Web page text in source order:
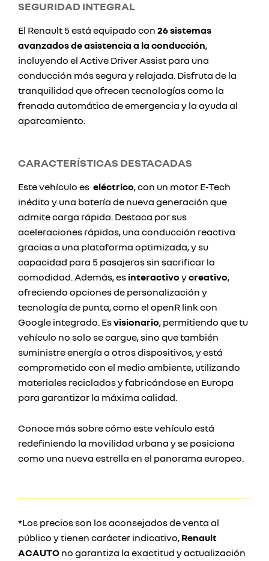
SEGURIDAD INTEGRAL
El Renault 5 está equipado con 26 sistemas
avanzados de asistencia a la conducción,
incluyendo el Active Driver Assist para una
conducción más segura y relajada. Disfruta de la
tranquilidad que ofrecen tecnologías como la
frenada automática de emergencia y la ayuda al
aparcamiento.
CARACTERÍSTICAS DESTACADAS
Este vehículo es eléctrico, con un motor E-Tech
inédito y una batería de nueva generación que
admite carga rápida. Destaca por sus
aceleraciones rápidas, una conducción reactiva
gracias a una plataforma optimizada, y su
capacidad para 5 pasajeros sin sacrificar la
comodidad. Además, es interactivo ycreativo,
ofreciendo opciones de personalización y
tecnología de punta, como el openR link con
Google integrado. Esvisionario, permitiendo que tu
vehículo no solo se cargue, sino que también
suministre energía a otros dispositivos, y está
comprometido con el medio ambiente, utilizando
materiales reciclados y fabricándose en Europa
para garantizar la máxima calidad.
Conoce más sobre cómo este vehículo está
redefiniendo la movilidad urbana y se posiciona
como una nueva estrella en el panorama europeo.
*Los precios son los aconsejados de venta al
público y tienen carácter indicativo, Renault
ACAUTO no garantiza la exactitud y actualización